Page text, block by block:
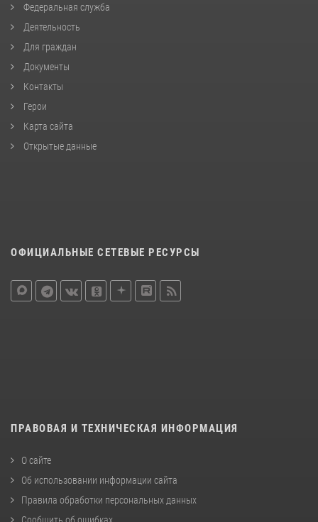
Федеральная служба
Деятельность
Для граждан
Документы
Контакты
Герои
Карта сайта
Открытые данные
ОФИЦИАЛЬНЫЕ СЕТЕВЫЕ РЕСУРСЫ
ПРАВОВАЯ И ТЕХНИЧЕСКАЯ ИНФОРМАЦИЯ
О сайте
Об использовании информации сайта
Правила обработки персональных данных
Сообщить об ошибках